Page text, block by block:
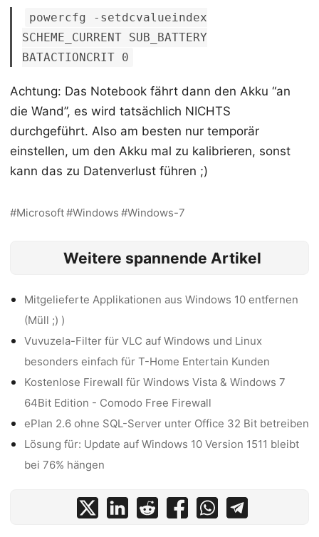
powercfg -setdcvalueindex
SCHEME_CURRENT SUB_BATTERY
BATACTIONCRIT 0
Achtung: Das Notebook fährt dann den Akku “an
die Wand”, es wird tatsächlich NICHTS
durchgeführt. Also am besten nur temporär
einstellen, um den Akku mal zu kalibrieren, sonst
kann das zu Datenverlust führen ;)
Microsoft Windows Windows-7
Weitere spannende Artikel
Mitgelieferte Applikationen aus Windows 10 entfernen
(Müll ;) )
Vuvuzela-Filter für VLC auf Windows und Linux
besonders einfach für T-Home Entertain Kunden
Kostenlose Firewall für Windows Vista & Windows 7
64Bit Edition - Comodo Free Firewall
ePlan 2.6 ohne SQL-Server unter Office 32 Bit betreiben
Lösung für: Update auf Windows 10 Version 1511 bleibt
bei 76% hängen